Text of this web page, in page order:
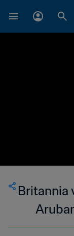
Britannia